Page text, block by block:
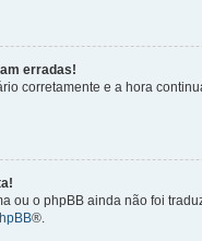
erradas!
corretamente e a hora
ou o phpBB ainda não foi
®.